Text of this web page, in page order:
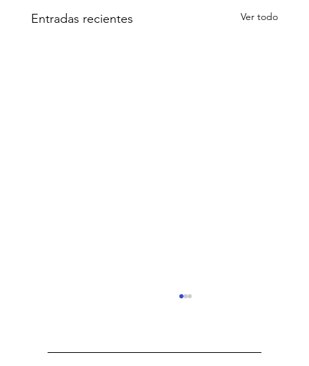
Entradas recientes Ver todo